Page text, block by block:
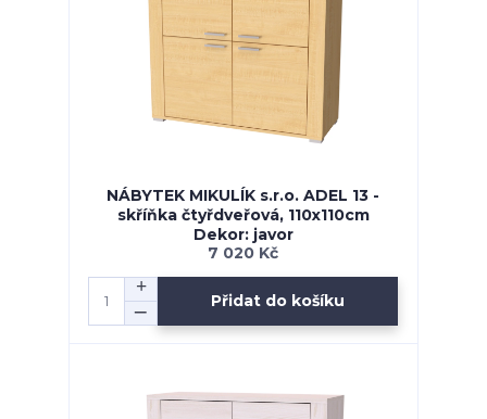
NÁBYTEK MIKULÍK s.r.o. ADEL 13 -
skříňka čtyřdveřová, 110x110cm
Dekor: javor
7 020 Kč
Přidat do košíku